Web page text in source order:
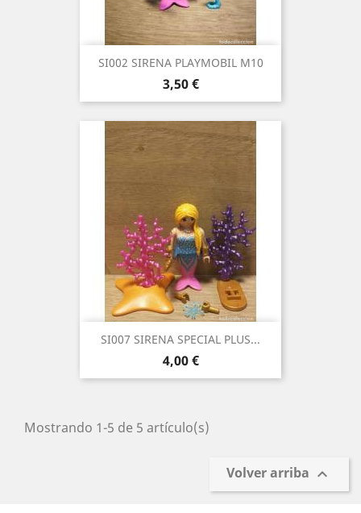
SI002 SIRENA PLAYMOBIL M10
Precio
3,50 €
SI007 SIRENA SPECIAL PLUS...
Precio
4,00 €
Mostrando 1-5 de 5 artículo(s)
Volver arriba 